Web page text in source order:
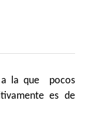
a la que pocos
es de